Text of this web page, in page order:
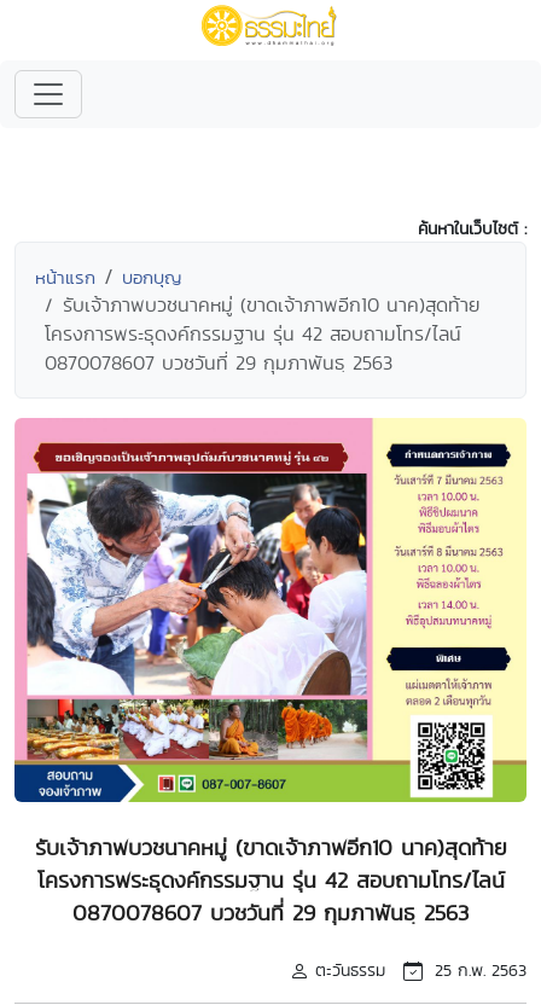
ค้นหาในเว็บไซต์ :
หน้าแรก บอกบุญ
รับเจ้าภาพบวชนาคหมู่ (ขาดเจ้าภาพอีก10 นาค)สุดท้าย
โครงการพระธุดงค์กรรมฐาน รุ่น 42 สอบถามโทร/ไลน์
0870078607 บวชวันที่ 29 กุมภาพันธฺ 2563
รับเจ้าภาพบวชนาคหมู่ (ขาดเจ้าภาพอีก10 นาค)สุดท้าย
โครงการพระธุดงค์กรรมฐาน รุ่น 42 สอบถามโทร/ไลน์
0870078607 บวชวันที่ 29 กุมภาพันธฺ 2563
ตะวันธรรม 25 ก.พ. 2563